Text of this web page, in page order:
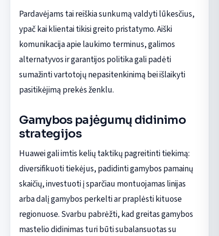
Pardavėjams tai reiškia sunkumą valdyti lūkesčius,
ypač kai klientai tikisi greito pristatymo. Aiški
komunikacija apie laukimo terminus, galimos
alternatyvos ir garantijos politika gali padėti
sumažinti vartotojų nepasitenkinimą bei išlaikyti
pasitikėjimą prekės ženklu.
Gamybos pajėgumų didinimo
strategijos
Huawei gali imtis kelių taktikų pagreitinti tiekimą:
diversifikuoti tiekėjus, padidinti gamybos pamainų
skaičių, investuoti į sparčiau montuojamas linijas
arba dalį gamybos perkelti ar praplėsti kituose
regionuose. Svarbu pabrėžti, kad greitas gamybos
mastelio didinimas turi būti subalansuotas su